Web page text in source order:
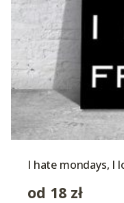
I hate mondays, I
od 18 zł